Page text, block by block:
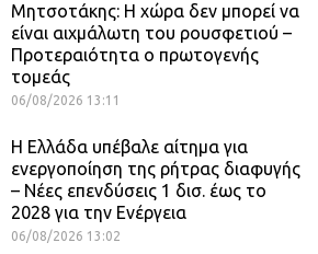
Μητσοτάκης: Η χώρα δεν μπορεί να
είναι αιχμάλωτη του ρουσφετιού –
Προτεραιότητα ο πρωτογενής
τομεάς
06/08/2026 13:11
Η Ελλάδα υπέβαλε αίτημα για
ενεργοποίηση της ρήτρας διαφυγής
– Νέες επενδύσεις 1 δισ. έως το
2028 για την Ενέργεια
06/08/2026 13:02